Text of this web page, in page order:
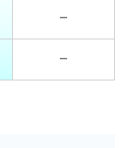
ー
ー